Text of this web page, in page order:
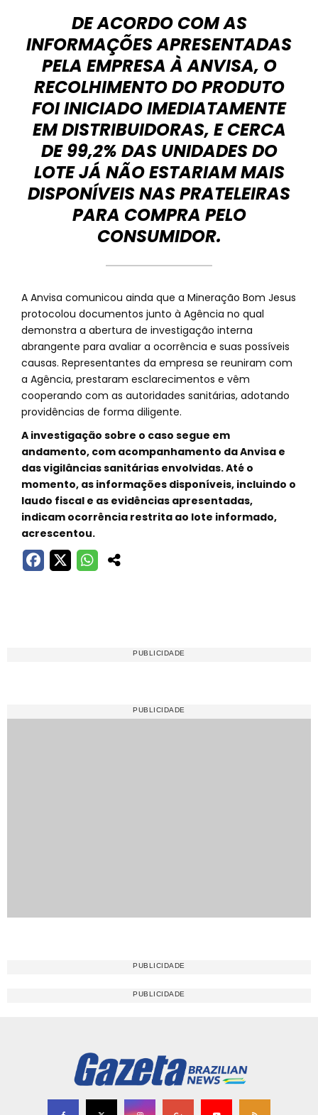
DE ACORDO COM AS
INFORMAÇÕES APRESENTADAS
PELA EMPRESA À ANVISA, O
RECOLHIMENTO DO PRODUTO
FOI INICIADO IMEDIATAMENTE
EM DISTRIBUIDORAS, E CERCA
DE 99,2% DAS UNIDADES DO
LOTE JÁ NÃO ESTARIAM MAIS
DISPONÍVEIS NAS PRATELEIRAS
PARA COMPRA PELO
CONSUMIDOR.
A Anvisa comunicou ainda que a Mineração Bom Jesus
protocolou documentos junto à Agência no qual
demonstra a abertura de investigação interna
abrangente para avaliar a ocorrência e suas possíveis
causas. Representantes da empresa se reuniram com
a Agência, prestaram esclarecimentos e vêm
cooperando com as autoridades sanitárias, adotando
providências de forma diligente.
A investigação sobre o caso segue em
andamento, com acompanhamento da Anvisa e
das vigilâncias sanitárias envolvidas. Até o
momento, as informações disponíveis, incluindo o
laudo fiscal e as evidências apresentadas,
indicam ocorrência restrita ao lote informado,
acrescentou.